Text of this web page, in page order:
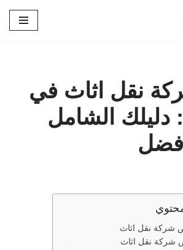
نقل اثاث في
دليلك الشامل
شركة نقل اثاث
شركة نقل اثاث